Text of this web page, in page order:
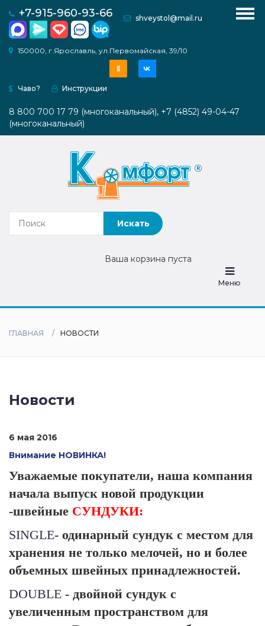
с увеличенным проемом под оверлок
Модульные платформы
Комфорт PRO 1
Комфорт PRO 2
Веерная система ТВИСТ
ШКАФЫ
Системы хранения
Мебель для вязальной техники
Раскройные столы
+7-915-960-93-66 shveystol@mail.ru
150000, г.Ярославль, ул.Первомайская, 39/10
Чаво? Инструкции
8 800 700 17 79 (многоканальный), +7 (4852) 49-04-47
(многоканальный)
Ваша корзина пуста
Меню
О
Каталог
Как
купить
Контакты
ГЛАВНАЯ НОВОСТИ
Новости
6 мая 2016
Внимание НОВИНКА!
Уважаемые покупатели, наша компания
начала выпуск новой продукции
-швейные СУНДУКИ:
SINGLE- одинарный сундук с местом для
хранения не только мелочей, но и более
объемных швейных принадлежностей.
DOUBLE - двойной сундук с
увеличенным пространством для